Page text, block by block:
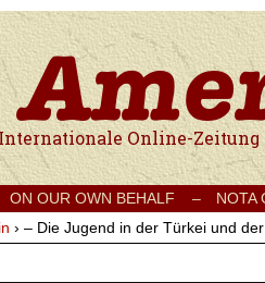
Onlinezeitung für Frieden,
ON OUR OWN BEHALF –
NOTA
› – Die Jugend in der Türkei und